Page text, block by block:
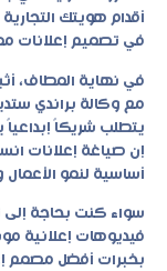
أقدام هويتك
في تصميم إعلانات
مع وكالة براندي
يتطلب شريكاً
إن صياغة إعلانات
أساسية لنمو
سواء كنت بحاجة إلى
فيديوهات إعلانية
بخبرات أفضل مصمم